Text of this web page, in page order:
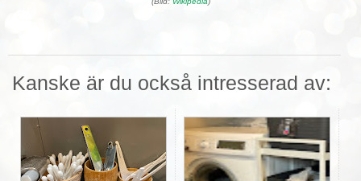
Kanske är du också intresserad av: